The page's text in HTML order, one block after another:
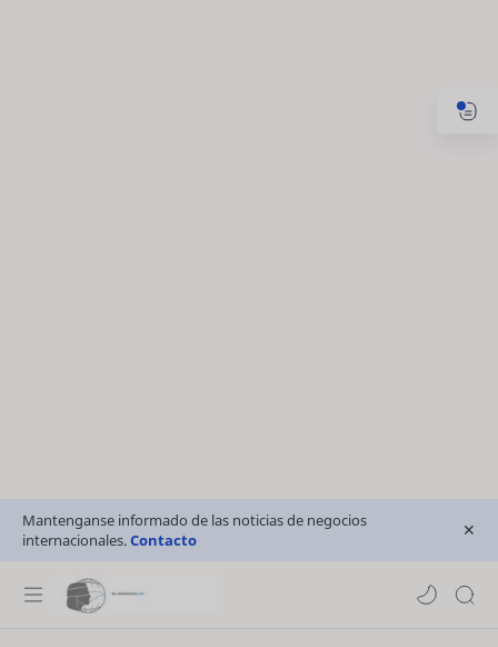
Mantenganse informado de las noticias de negocios
internacionales.Contacto